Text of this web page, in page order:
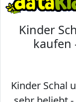
Kinder
kaufen
Kinder Schal